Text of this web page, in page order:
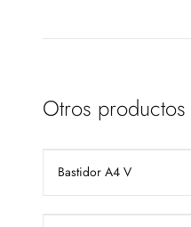
Otros
Bastidor A4 V